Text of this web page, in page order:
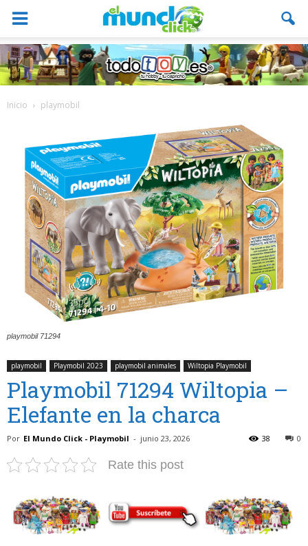
Inicio playmobil
playmobil 71294
playmobil Playmobil 2023 playmobil animales Wiltopia Playmobil
Playmobil 71294 Wiltopia –
Elefante en la charca
Por El Mundo Click - Playmobil - junio 23, 2026 0
38
Rate this post